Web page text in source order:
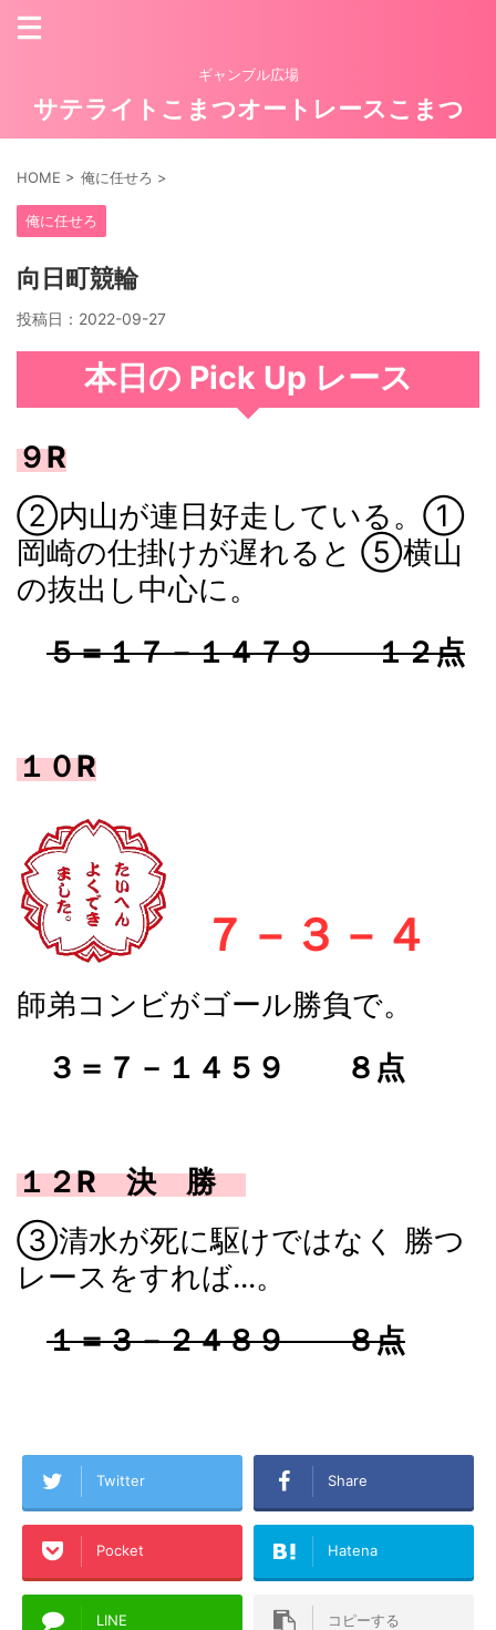
ギャンブル広場
サテライトこまつオートレースこまつ
HOME > 俺に任せろ >
俺に任せろ
向日町競輪
投稿日： 2022-09-27
本日の Pick Up レース
９R
②内山が連日好走している。①
岡崎の仕掛けが遅れると ⑤横山
の抜出し中心に。
５＝１７－１４７９ １２点
１０R
７－３－４
師弟コンビがゴール勝負で。
３＝７－１４５９ ８点
１２R 決 勝
③清水が死に駆けではなく 勝つ
レースをすれば...。
１＝３－２４８９ ８点
Twitter Share
Pocket Hatena
LINE コピーする